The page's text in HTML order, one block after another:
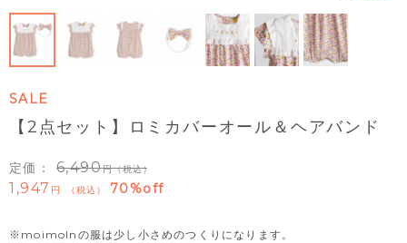
SALE
【2点セット】ロミカバーオール＆ヘアバンド
定価： 6,490 （税込）
1,947 税込 70%off
※moimolnの服は少し小さめのつくりになります。